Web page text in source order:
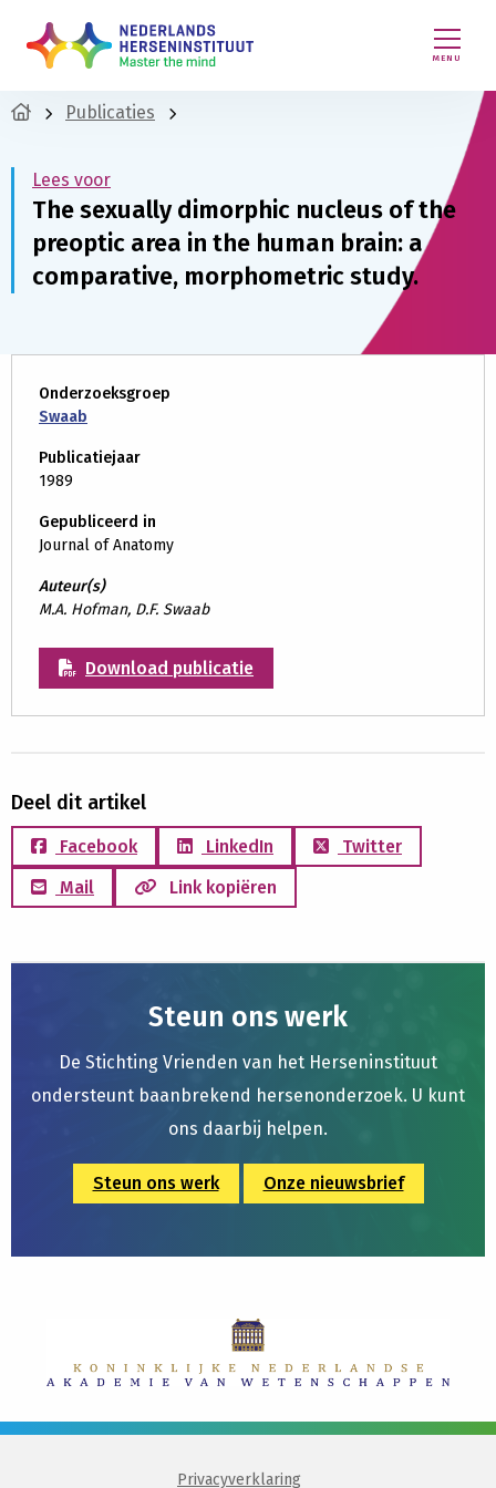
MENU
Publicaties
Lees voor
The sexually dimorphic nucleus of the
preoptic area in the human brain: a
comparative, morphometric study.
Onderzoeksgroep
Swaab
Publicatiejaar
1989
Gepubliceerd in
Journal of Anatomy
Auteur(s)
M.A. Hofman, D.F. Swaab
Download publicatie
Deel dit artikel
Facebook LinkedIn
Twitter
Mail
Link kopiëren
Steun ons werk
De Stichting Vrienden van het Herseninstituut
ondersteunt baanbrekend hersenonderzoek. U kunt
ons daarbij helpen.
Steun ons werk Onze nieuwsbrief
Privacyverklaring